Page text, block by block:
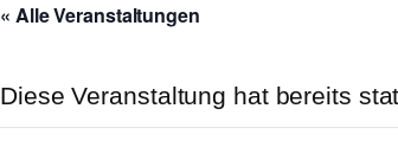
« Alle Veranstaltungen
Diese Veranstaltung hat bereits